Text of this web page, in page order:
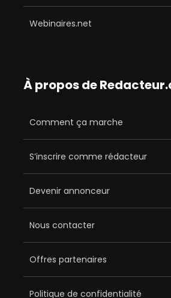
Webinaires.net
À propos de
Comment ça marche
S’inscrire comme rédacteur
Devenir annonceur
Nous contacter
Offres partenaires
Politique de confidentialité